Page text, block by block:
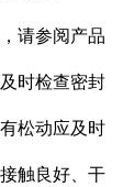
请参阅产品
时检查密封
松动应及时
触良好、干